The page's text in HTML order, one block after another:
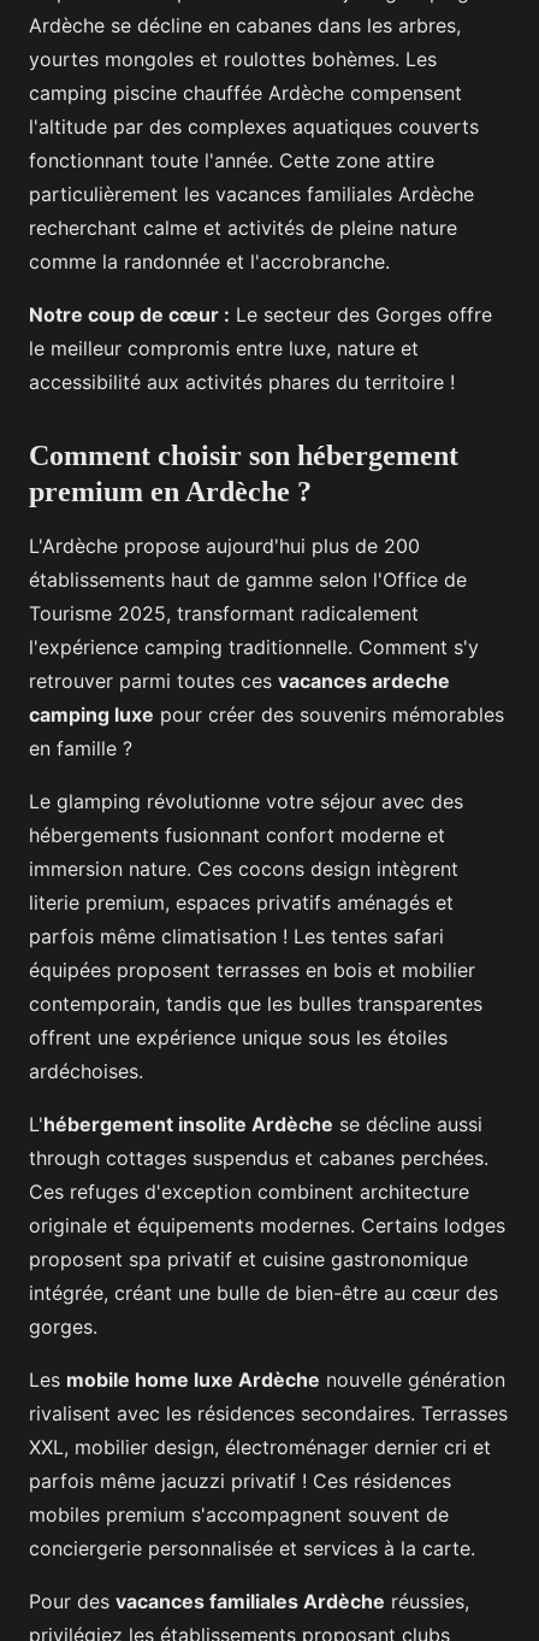
Ardèche se décline en cabanes dans les arbres,
yourtes mongoles et roulottes bohèmes. Les
camping piscine chauffée Ardèche compensent
l'altitude par des complexes aquatiques couverts
fonctionnant toute l'année. Cette zone attire
particulièrement les vacances familiales Ardèche
recherchant calme et activités de pleine nature
comme la randonnée et l'accrobranche.
Notre coup de cœur : Le secteur des Gorges offre
le meilleur compromis entre luxe, nature et
accessibilité aux activités phares du territoire !
Comment choisir son hébergement
premium en Ardèche ?
L'Ardèche propose aujourd'hui plus de 200
établissements haut de gamme selon l'Office de
Tourisme 2025, transformant radicalement
l'expérience camping traditionnelle. Comment s'y
retrouver parmi toutes ces vacances ardeche
camping luxe pour créer des souvenirs mémorables
en famille ?
Le glamping révolutionne votre séjour avec des
hébergements fusionnant confort moderne et
immersion nature. Ces cocons design intègrent
literie premium, espaces privatifs aménagés et
parfois même climatisation ! Les tentes safari
équipées proposent terrasses en bois et mobilier
contemporain, tandis que les bulles transparentes
offrent une expérience unique sous les étoiles
ardéchoises.
L'hébergement insolite Ardèche se décline aussi
through cottages suspendus et cabanes perchées.
Ces refuges d'exception combinent architecture
originale et équipements modernes. Certains lodges
proposent spa privatif et cuisine gastronomique
intégrée, créant une bulle de bien-être au cœur des
gorges.
Les mobile home luxe Ardèche nouvelle génération
rivalisent avec les résidences secondaires. Terrasses
XXL, mobilier design, électroménager dernier cri et
parfois même jacuzzi privatif ! Ces résidences
mobiles premium s'accompagnent souvent de
conciergerie personnalisée et services à la carte.
Pour des vacances familiales Ardèche réussies,
privilégiez les établissements proposant clubs